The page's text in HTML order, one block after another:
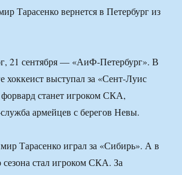
Тарасенко вернется в Петербург из
21 сентября — «АиФ-Петербург». В
хоккеист выступал за «Сент-Луис
станет игроком СКА,
армейцев с берегов Невы.
Тарасенко играл за «Сибирь». А в
стал игроком СКА. За